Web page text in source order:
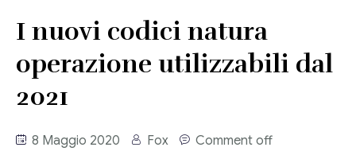
Contabilità
Adempimenti Dichiarativi e Fiscali
Contrattualistica Varia
Consulenza Societaria
Circolari Flash
Eventi
Corsi FAD
Video/Tv
Università
I nuovi codici natura
operazione utilizzabili dal
2021
8 Maggio 2020 Fox Comment off